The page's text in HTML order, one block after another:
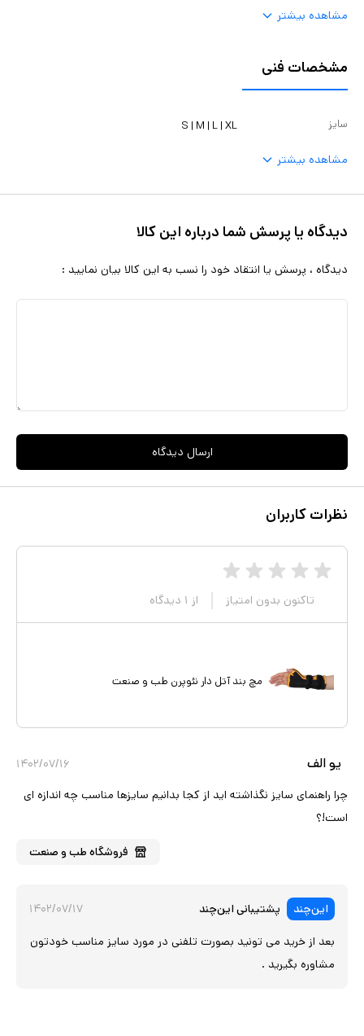
مشاهده بیشتر
مشخصات فنی
سایز S | M | L | XL
مشاهده بیشتر
دیدگاه یا پرسش شما درباره این کالا
دیدگاه ، پرسش یا انتقاد خود را نسب به این کالا بیان نمایید :
ارسال دیدگاه
نظرات کاربران
تاکنون بدون امتیاز از ۱ دیدگاه
مچ بند آتل دار نئوپرن طب و صنعت
یو الف
۱۴۰۲/۰۷/۱۶
چرا راهنمای سایز نگذاشته اید از کجا بدانیم سایزها مناسب چه اندازه ای
است!؟
فروشگاه طب و صنعت
این‌چند پشتیبانی این‌چند
۱۴۰۲/۰۷/۱۷
بعد از خرید می تونید بصورت تلفنی در مورد سایز مناسب خودتون
مشاوره بگیرید .